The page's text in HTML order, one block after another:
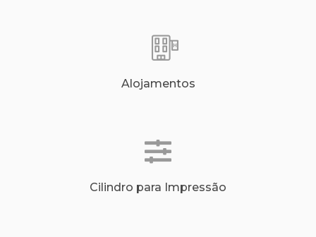
Alojamentos
Cilindro para Impressão